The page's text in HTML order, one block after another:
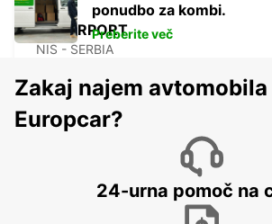
NIS AIRPORT
NIS - SERBIA
PODGORICA AIRPORT
PODGORICA - MONTENEGRO
ponudbo za kombi.
Preberite več
Zakaj najem avtomobila
Europcar?
24-urna pomoč na